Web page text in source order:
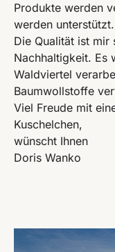
Produkte werden
werden unterstützt.
Die Qualität ist
Nachhaltigkeit. Es
Waldviertel
Baumwollstoffe
Viel Freude mit
Kuschelchen,
wünscht Ihnen
Doris Wanko